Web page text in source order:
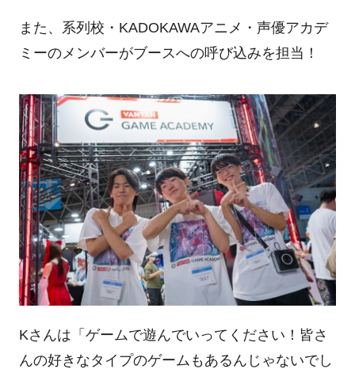
また、系列校・KADOKAWAアニメ・声優アカデ
ミーのメンバーがブースへの呼び込みを担当！
Kさんは「ゲームで遊んでいってください！皆さ
んの好きなタイプのゲームもあるんじゃないでし